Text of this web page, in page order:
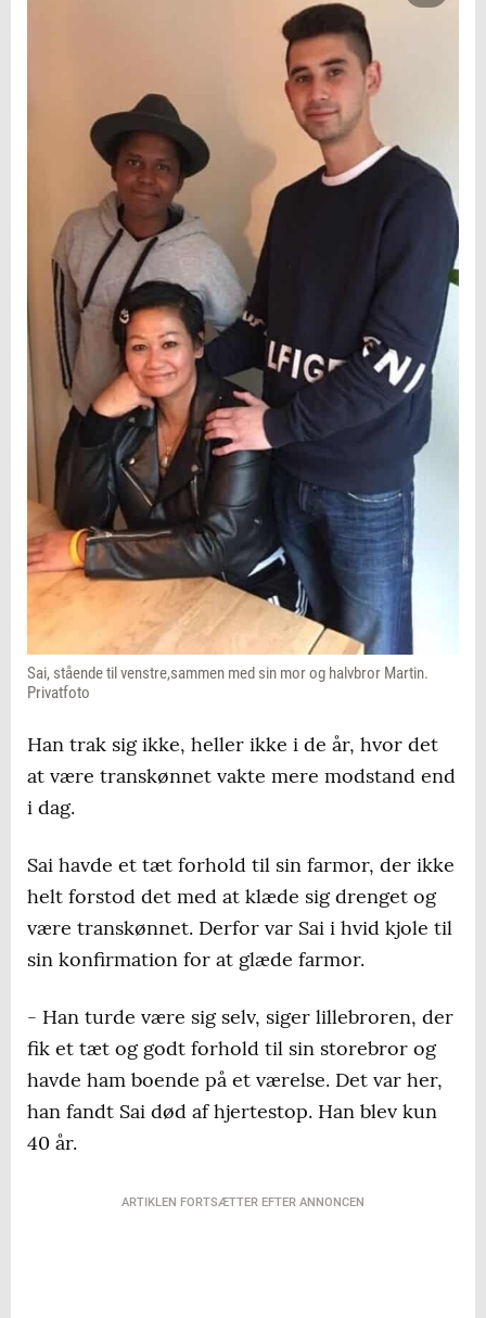
Sai, stående til venstre,sammen med sin mor og halvbror Martin.
Privatfoto
Han trak sig ikke, heller ikke i de år, hvor det
at være transkønnet vakte mere modstand end
i dag.
Sai havde et tæt forhold til sin farmor, der ikke
helt forstod det med at klæde sig drenget og
være transkønnet. Derfor var Sai i hvid kjole til
sin konfirmation for at glæde farmor.
- Han turde være sig selv, siger lillebroren, der
fik et tæt og godt forhold til sin storebror og
havde ham boende på et værelse. Det var her,
han fandt Sai død af hjertestop. Han blev kun
40 år.
ARTIKLEN FORTSÆTTER EFTER ANNONCEN